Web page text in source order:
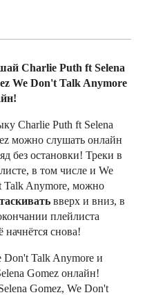
Charlie Puth ft Selena
We Don't Talk Anymore
Charlie Puth ft Selena
можно слушать онлайн
без остановки! Треки в
в том числе и We
Talk Anymore, можно
вверх и вниз, в
плейлиста
начнётся снова!
Talk Anymore и
Gomez онлайн!
Gomez, We Don't